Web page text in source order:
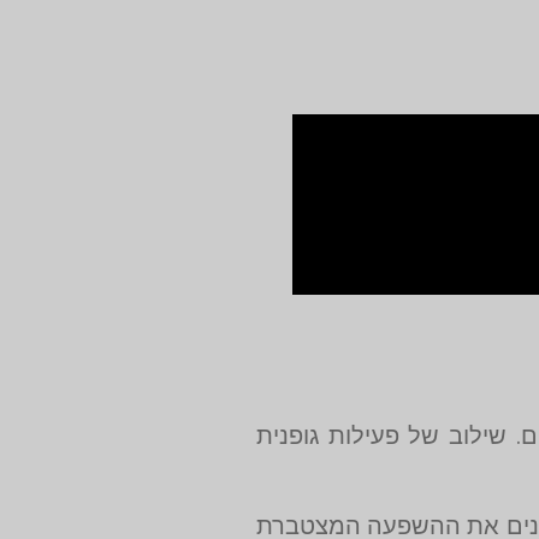
שילוב של פעילות גופנית
את ההשפעה המצטברת